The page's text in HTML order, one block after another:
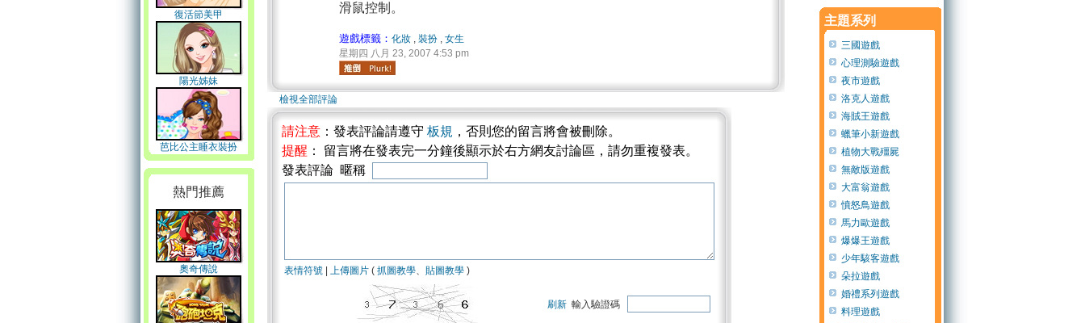
復活節美甲
陽光姊妹
芭比公主睡衣裝扮
熱門推薦
奧奇傳說
滑鼠控制。
遊戲標籤： 化妝, 裝扮, 女生
星期四 八月 23, 2007 4:53 pm
檢視全部評論
請注意 ：發表評論請遵守 板規 ，否則您的留言將會被刪除。
提醒 ： 留言將在發表完一分鐘後顯示於右方網友討論區，請勿重複發表。
發表評論 暱稱
表情符號 上傳圖片 ( 抓圖教學、 貼圖教學 )
刷新 輸入驗證碼
主題系列
三國遊戲
心理測驗遊戲
夜市遊戲
洛克人遊戲
海賊王遊戲
蠟筆小新遊戲
植物大戰殭屍
無敵版遊戲
大富翁遊戲
憤怒鳥遊戲
馬力歐遊戲
爆爆王遊戲
少年駭客遊戲
朵拉遊戲
婚禮系列遊戲
料理遊戲